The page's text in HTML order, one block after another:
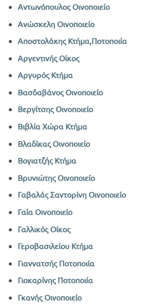
Αντωνόπουλος Οινοποιείο
Ανώσκελη Οινοποιείο
Αποστολάκης Κτήμα,Ποτοποιία
Αργεντινής Οίκος
Αργυρός Κτήμα
Βασδαβάνος Οινοποιείο
Βεργίτσης Οινοποιείο
Βιβλία Χώρα Κτήμα
Βλαδίκας Οινοποιείο
Βογιατζής Κτήμα
Βρυνιώτης Οινοποιείο
Γαβαλάς Σαντορίνη Οινοποιείο
Γαία Οινοποιείο
Γαλλικός Οίκος
Γεροβασιλείου Κτήμα
Γιαννατσής Ποτοποιία
Γιοκαρίνης Ποτοποιία
Γκανής Οινοποιείο